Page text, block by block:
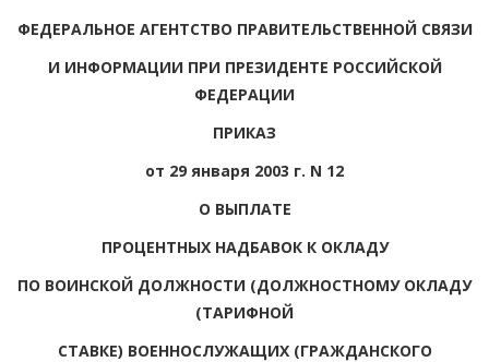
ФЕДЕРАЛЬНОЕ АГЕНТСТВО ПРАВИТЕЛЬСТВЕННОЙ СВЯЗИ
И ИНФОРМАЦИИ ПРИ ПРЕЗИДЕНТЕ РОССИЙСКОЙ
ФЕДЕРАЦИИ
ПРИКАЗ
от 29 января 2003 г. N 12
О ВЫПЛАТЕ
ПРОЦЕНТНЫХ НАДБАВОК К ОКЛАДУ
ПО ВОИНСКОЙ ДОЛЖНОСТИ (ДОЛЖНОСТНОМУ ОКЛАДУ
(ТАРИФНОЙ
СТАВКЕ) ВОЕННОСЛУЖАЩИХ (ГРАЖДАНСКОГО